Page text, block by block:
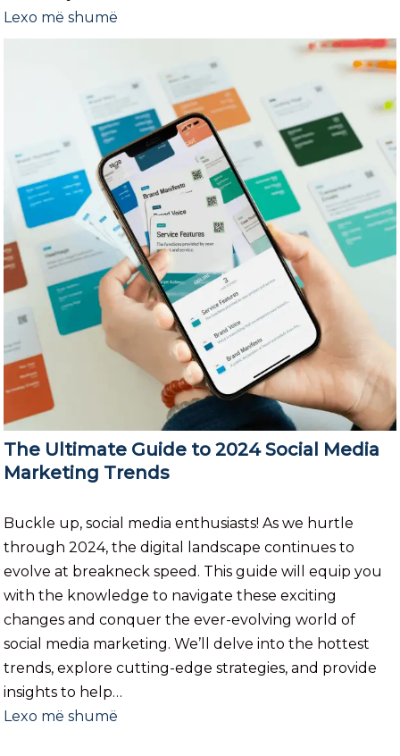
Lexo më shumë
The Ultimate Guide to 2024 Social Media
Marketing Trends
Buckle up, social media enthusiasts! As we hurtle
through 2024, the digital landscape continues to
evolve at breakneck speed. This guide will equip you
with the knowledge to navigate these exciting
changes and conquer the ever-evolving world of
social media marketing. We’ll delve into the hottest
trends, explore cutting-edge strategies, and provide
insights to help…
Lexo më shumë